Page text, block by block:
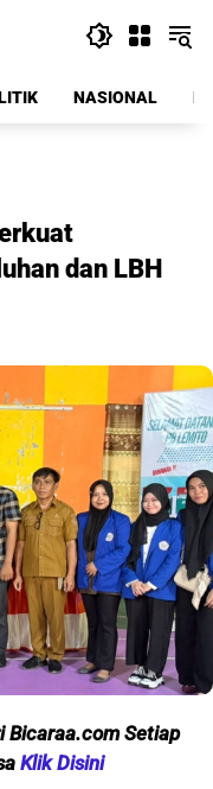
NASIONAL
dan LBH
Bicaraa.com Setiap
Klik Disini